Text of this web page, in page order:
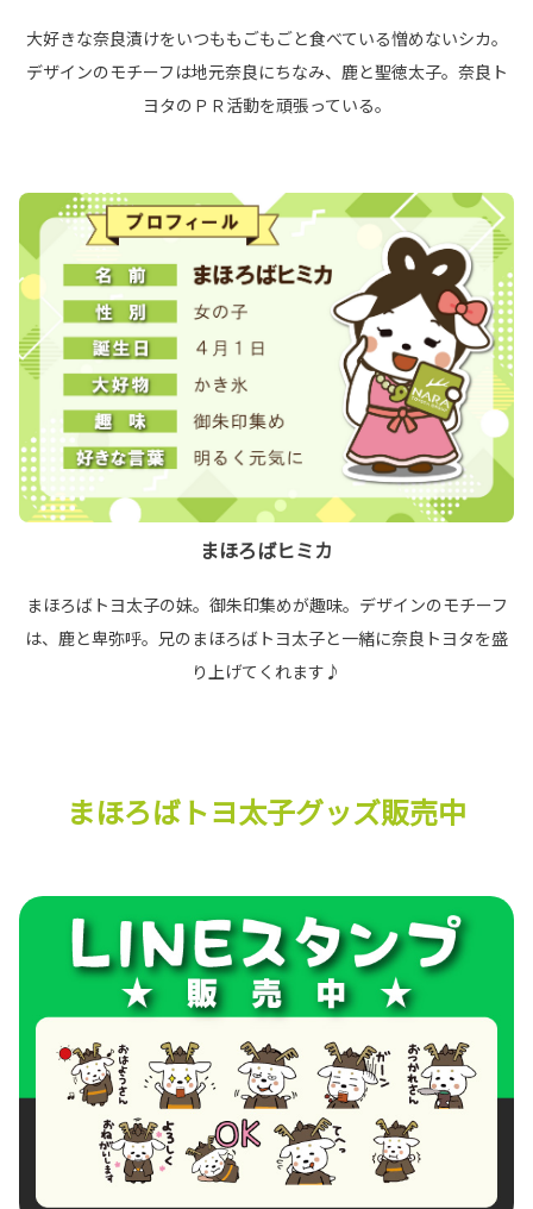
大好きな奈良漬けをいつももごもごと食べている憎めないシカ。
デザインのモチーフは地元奈良にちなみ、鹿と聖徳太子。奈良ト
ヨタのＰＲ活動を頑張っている。
まほろばヒミカ
まほろばトヨ太子の妹。御朱印集めが趣味。デザインのモチーフ
は、鹿と卑弥呼。兄のまほろばトヨ太子と一緒に奈良トヨタを盛
り上げてくれます♪
まほろばトヨ太子グッズ販売中